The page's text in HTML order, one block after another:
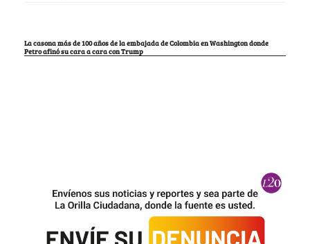
La casona más de 100 años de la embajada de Colombia en Washington donde
Petro afinó su cara a cara con Trump